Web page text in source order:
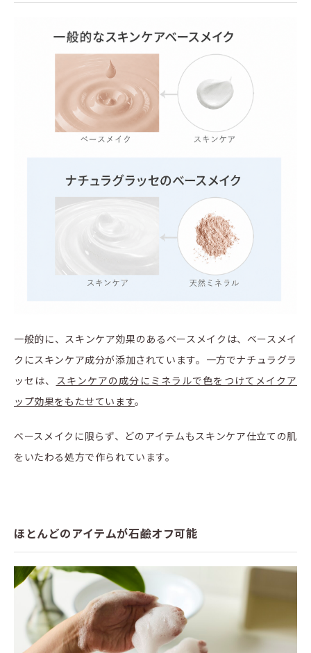
一般的に、スキンケア効果のあるベースメイクは、ベースメイ
クにスキンケア成分が添加されています。一方でナチュラグラ
ッセは、
スキンケアの成分にミネラルで色をつけてメイクア
ップ効果をもたせています。
ベースメイクに限らず、どのアイテムもスキンケア仕立ての肌
をいたわる処方で作られています。
ほとんどのアイテムが石鹼オフ可能